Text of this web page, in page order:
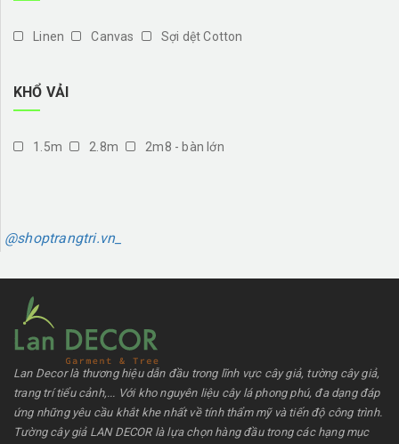
Linen Canvas Sợi dệt Cotton
KHỔ VẢI
1.5m 2.8m 2m8 - bàn lớn
@shoptrangtri.vn_
Lan Decor là thương hiệu dẫn đầu trong lĩnh vực cây giả, tường cây giả,
trang trí tiểu cảnh,... Với kho nguyên liệu cây lá phong phú, đa dạng đáp
ứng những yêu cầu khắt khe nhất về tính thẩm mỹ và tiến độ công trình.
Tường cây giả LAN DECOR là lựa chọn hàng đầu trong các hạng mục